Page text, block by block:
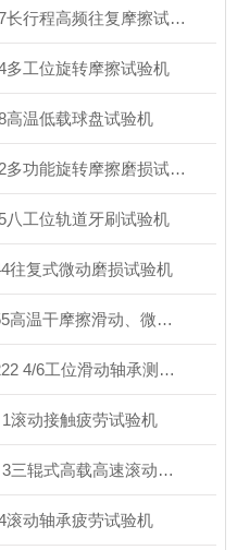
TE 77长行程高频往复摩擦试验机
多⼯位旋转摩擦试验机
⾼温低载球盘试验机
TE 92多功能旋转摩擦磨损试验机
八工位轨道牙刷试验机
往复式微动磨损试验机
DN 55⾼温⼲摩擦滑动、微动试验机
DN 222 4/6⼯位滑动轴承测试台架
滚动接触疲劳试验机
RCF 3三辊式⾼载⾼速滚动接触疲劳试验机
滚动轴承疲劳试验机